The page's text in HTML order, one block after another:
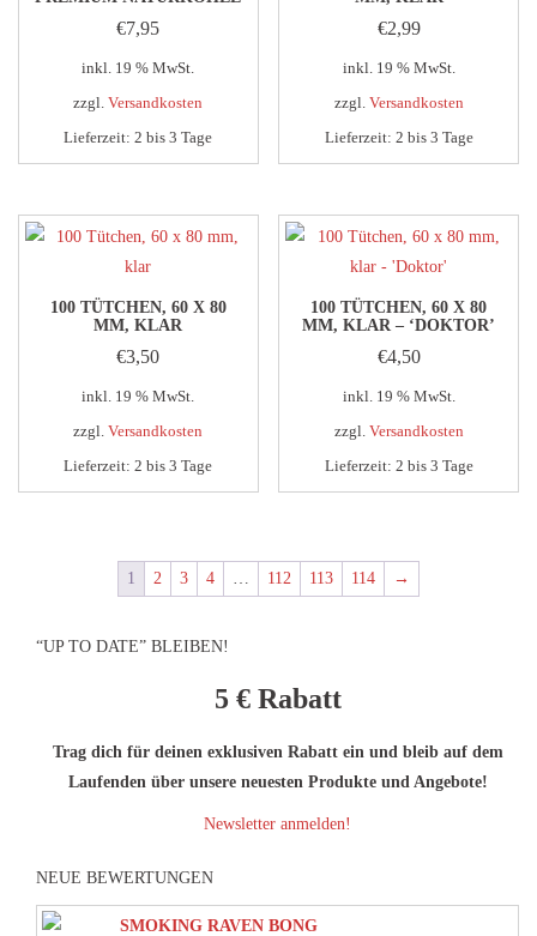
€7,95
inkl. 19 % MwSt.
zzgl.Versandkosten
Lieferzeit:2 bis 3 Tage
€2,99
inkl. 19 % MwSt.
zzgl. Versandkosten
Lieferzeit: 2 bis 3 Tage
100 TÜTCHEN, 60 X 80
MM, KLAR
€3,50
inkl. 19 % MwSt.
zzgl.Versandkosten
Lieferzeit:2 bis 3 Tage
100 TÜTCHEN, 60 X 80
MM, KLAR – ‘DOKTOR’
€4,50
inkl. 19 % MwSt.
zzgl. Versandkosten
Lieferzeit: 2 bis 3 Tage
1 2 3 4 112 113 114 →
“UP TO DATE” BLEIBEN!
5 € Rabatt
Trag dich für deinen exklusiven Rabatt ein und bleib auf dem
Laufenden über unsere neuesten Produkte und Angebote!
Newsletter anmelden!
NEUE BEWERTUNGEN
SMOKING RAVEN BONG